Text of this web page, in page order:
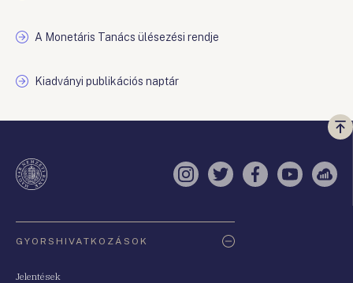
A Monetáris Tanács ülésezési rendje
Kiadványi publikációs naptár
a
Instagram
TwitterFacebook
YouTube
GYORSHIVATKOZÁSOK
Jelentések